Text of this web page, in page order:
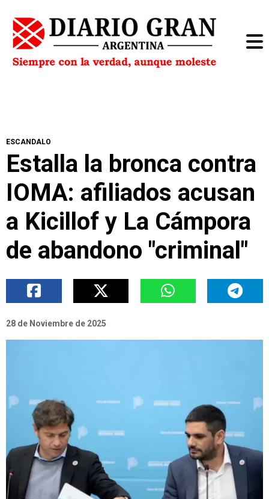
ESCANDALO
Estalla la bronca contra
IOMA: afiliados acusan
a Kicillof y La Cámpora
de abandono "criminal"
28 de Noviembre de 2025